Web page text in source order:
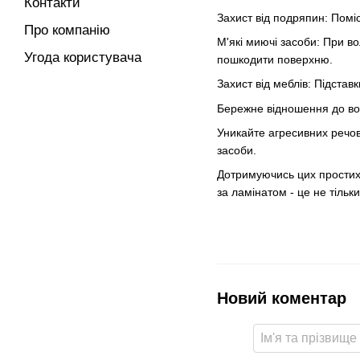
Захист від подряпин:
М'які миючі засоби: При
пошкодити поверхню.
Захист від меблів:
Бережне відношення до
Уникайте агресивних
засоби.
Дотримуючись цих простих
за ламінатом - це не
Новий коментар
Про компанію
Угода користувача